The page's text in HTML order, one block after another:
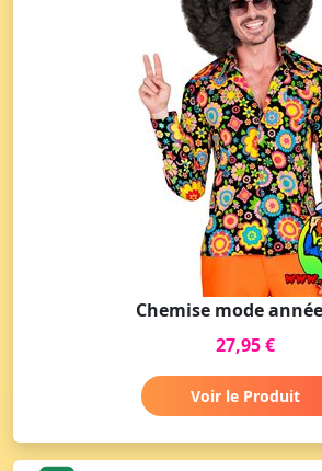
Chemise mode
27,95 €
Voir le Produit